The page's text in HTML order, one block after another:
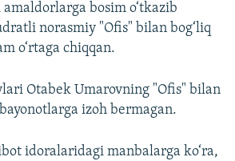
bosim o‘tkazib
norasmiy "Ofis" bilan bog‘liq
o‘rtaga chiqqan.
Otabek Umarovning "Ofis" bilan
izoh bermagan.
idoralaridagi manbalarga ko‘ra,